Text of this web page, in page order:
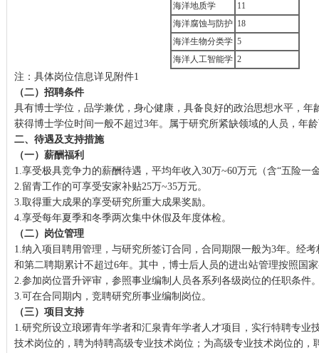
海洋地质学
11
海洋腐蚀与防护 18
海洋生物分类学 5
海洋人工智能学 2
注：具体岗位信息详见附件1
（二）招聘条件
具有博士学位，品学兼优，身心健康，具备良好的政治思想水平，年
获得博士学位时间一般不超过3年。属于研究所紧缺领域的人员，年
二、待遇及支持措施
（一）薪酬福利
1.享受极具竞争力的薪酬待遇，平均年收入30万~60万元（含“五险一
2.留青工作的可享受安家补贴25万~35万元。
3.取得重大成果的享受研究所重大成果奖励。
4.享受每年夏季和冬季两次集中休假及年度体检。
（二）岗位管理
1.纳入项目聘用管理，与研究所签订合同，合同期限一般为3年。经
和第二聘期累计不超过6年。其中，博士后人员的进出站管理按照国
2.参加岗位晋升评审，参照事业编制人员各系列各级岗位的任职条件
3.可在合同期内，竞聘研究所事业编制岗位。
（三）项目支持
1.研究所设立琅琊青年学者和汇泉青年学者人才项目，实行特聘专业
技术岗位的，聘为特聘高级专业技术岗位；为高级专业技术岗位的，